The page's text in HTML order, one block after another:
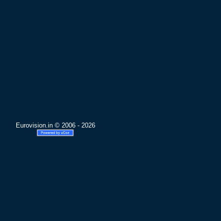
Eurovision.in © 2006 - 2026